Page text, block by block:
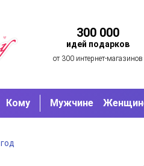
300 000
идей подарков
от 300 интернет-магазинов
Кому Мужчине